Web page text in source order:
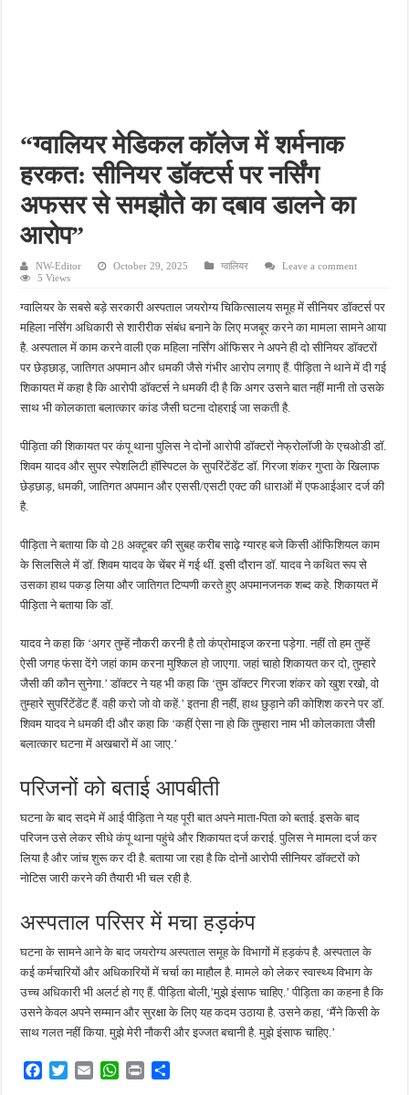
पेड़ लगाने के विवाद ने लिया हिंसक मोड़, महिला पर कुल्हाड़ी से किया हमला
“ग्वालियर मेडिकल कॉलेज में शर्मनाक
हरकत: सीनियर डॉक्टर्स पर नर्सिंग
अफसर से समझौते का दबाव डालने का
आरोप”
NW-Editor October 29, 2025 ग्वालियर
Leave a comment
5 Views
ग्वालियर के सबसे बड़े सरकारी अस्पताल जयरोग्य चिकित्सालय समूह में सीनियर डॉक्टर्स पर
महिला नर्सिंग अधिकारी से शारीरीक संबंध बनाने के लिए मजबूर करने का मामला सामने आया
है. अस्पताल में काम करने वाली एक महिला नर्सिंग ऑफिसर ने अपने ही दो सीनियर डॉक्टरों
पर छेड़छाड़, जातिगत अपमान और धमकी जैसे गंभीर आरोप लगाए हैं. पीड़िता ने थाने में दी गई
शिकायत में कहा है कि आरोपी डॉक्टर्स ने धमकी दी है कि अगर उसने बात नहीं मानी तो उसके
साथ भी कोलकाता बलात्कार कांड जैसी घटना दोहराई जा सकती है.
पीड़िता की शिकायत पर कंपू थाना पुलिस ने दोनों आरोपी डॉक्टरों नेफ्रोलॉजी के एचओडी डॉ.
शिवम यादव और सुपर स्पेशलिटी हॉस्पिटल के सुपरिंटेंडेंट डॉ. गिरजा शंकर गुप्ता के खिलाफ
छेड़छाड़, धमकी, जातिगत अपमान और एससी/एसटी एक्ट की धाराओं में एफआईआर दर्ज की
है.
पीड़िता ने बताया कि वो 28 अक्टूबर की सुबह करीब साढ़े ग्यारह बजे किसी ऑफिशियल काम
के सिलसिले में डॉ. शिवम यादव के चेंबर में गई थीं. इसी दौरान डॉ. यादव ने कथित रूप से
उसका हाथ पकड़ लिया और जातिगत टिप्पणी करते हुए अपमानजनक शब्द कहे. शिकायत में
पीड़िता ने बताया कि डॉ.
यादव ने कहा कि ‘अगर तुम्हें नौकरी करनी है तो कंप्रोमाइज करना पड़ेगा. नहीं तो हम तुम्हें
ऐसी जगह फंसा देंगे जहां काम करना मुश्किल हो जाएगा. जहां चाहो शिकायत कर दो, तुम्हारे
जैसी की कौन सुनेगा.’ डॉक्टर ने यह भी कहा कि ‘तुम डॉक्टर गिरजा शंकर को खुश रखो, वो
तुम्हारे सुपरिंटेंडेंट हैं. वही करो जो वो कहें.’ इतना ही नहीं, हाथ छुड़ाने की कोशिश करने पर डॉ.
शिवम यादव ने धमकी दी और कहा कि ‘कहीं ऐसा ना हो कि तुम्हारा नाम भी कोलकाता जैसी
बलात्कार घटना में अखबारों में आ जाए.’
परिजनों को बताई आपबीती
घटना के बाद सदमे में आई पीड़िता ने यह पूरी बात अपने माता-पिता को बताई. इसके बाद
परिजन उसे लेकर सीधे कंपू थाना पहुंचे और शिकायत दर्ज कराई. पुलिस ने मामला दर्ज कर
लिया है और जांच शुरू कर दी है. बताया जा रहा है कि दोनों आरोपी सीनियर डॉक्टरों को
नोटिस जारी करने की तैयारी भी चल रही है.
अस्पताल परिसर में मचा हड़कंप
घटना के सामने आने के बाद जयरोग्य अस्पताल समूह के विभागों में हड़कंप है. अस्पताल के
कई कर्मचारियों और अधिकारियों में चर्चा का माहौल है. मामले को लेकर स्वास्थ्य विभाग के
उच्च अधिकारी भी अलर्ट हो गए हैं. पीड़िता बोली,’मुझे इंसाफ चाहिए.’ पीड़िता का कहना है कि
उसने केवल अपने सम्मान और सुरक्षा के लिए यह कदम उठाया है. उसने कहा, ‘मैंने किसी के
साथ गलत नहीं किया. मुझे मेरी नौकरी और इज्जत बचानी है. मुझे इंसाफ चाहिए.’
W